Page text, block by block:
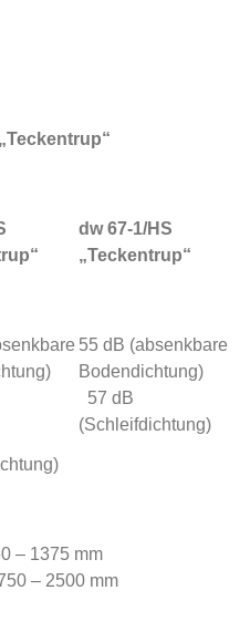
dw 67-1/HS
„Teckentrup“
55 dB (absenkbare
Bodendichtung)
57 dB
(Schleifdichtung)
– 1375 mm
– 2500 mm